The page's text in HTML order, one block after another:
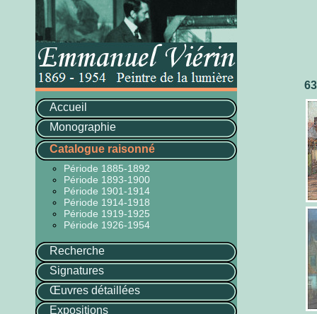
Accueil
Monographie
Catalogue raisonné
Période 1885-1892
Période 1893-1900
Période 1901-1914
Période 1914-1918
Période 1919-1925
Période 1926-1954
Recherche
Signatures
Œuvres détaillées
Expositions